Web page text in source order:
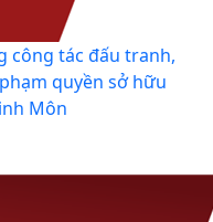
công tác đấu tranh,
quyền sở hữu
Môn